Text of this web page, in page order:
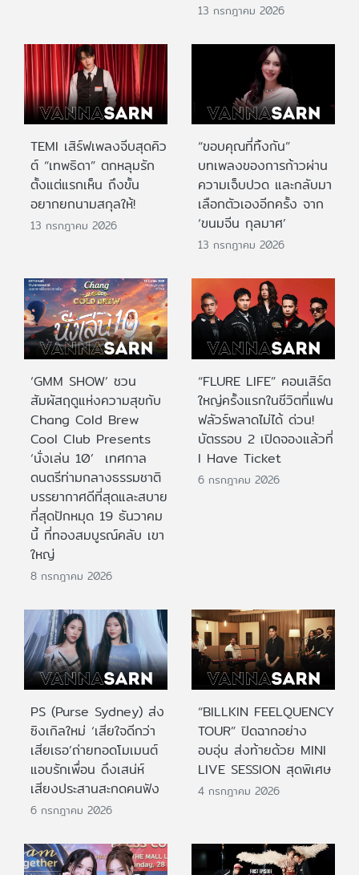
13 กรกฎาคม 2026
TEMI เสิร์ฟเพลงจีบสุดคิว
ต์ “เทพธิดา” ตกหลุมรัก
ตั้งแต่แรกเห็น ถึงขั้น
อยากยกนามสกุลให้!
13 กรกฎาคม 2026
“ขอบคุณที่ทิ้งกัน”
บทเพลงของการก้าวผ่าน
ความเจ็บปวด และกลับมา
เลือกตัวเองอีกครั้ง จาก
‘ขนมจีน กุลมาศ’
13 กรกฎาคม 2026
‘GMM SHOW’ ชวน
สัมผัสฤดูแห่งความสุขกับ
Chang Cold Brew
Cool Club Presents
‘นั่งเล่น 10’ เทศกาล
ดนตรีท่ามกลางธรรมชาติ
บรรยากาศดีที่สุดและสบาย
ที่สุดปักหมุด 19 ธันวาคม
นี้ ที่ทองสมบูรณ์คลับ เขา
ใหญ่
8 กรกฎาคม 2026
“FLURE LIFE” คอนเสิร์ต
ใหญ่ครั้งแรกในชีวิตที่แฟน
ฟลัวร์พลาดไม่ได้ ด่วน!
บัตรรอบ 2 เปิดจองแล้วที่
I Have Ticket
6 กรกฎาคม 2026
PS (Purse Sydney) ส่ง
ซิงเกิลใหม่ ‘เสียใจดีกว่า
เสียเธอ’ถ่ายทอดโมเมนต์
แอบรักเพื่อน ดึงเสน่ห์
เสียงประสานสะกดคนฟัง
6 กรกฎาคม 2026
“BILLKIN FEELQUENCY
TOUR” ปิดฉากอย่าง
อบอุ่น ส่งท้ายด้วย MINI
LIVE SESSION สุดพิเศษ
4 กรกฎาคม 2026